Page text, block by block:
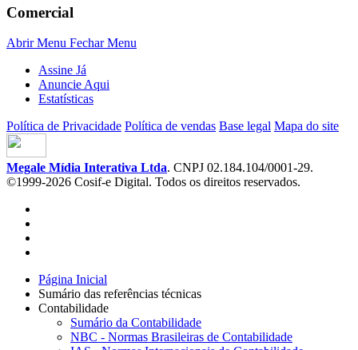
Comercial
Abrir Menu Fechar Menu
Assine Já
Anuncie Aqui
Estatísticas
Política de Privacidade Política de vendas Base legal Mapa do site
Megale Mídia Interativa Ltda. CNPJ 02.184.104/0001-29.
©1999-2026 Cosif-e Digital. Todos os direitos reservados.
Página Inicial
Sumário das referências técnicas
Contabilidade
Sumário da Contabilidade
NBC - Normas Brasileiras de Contabilidade